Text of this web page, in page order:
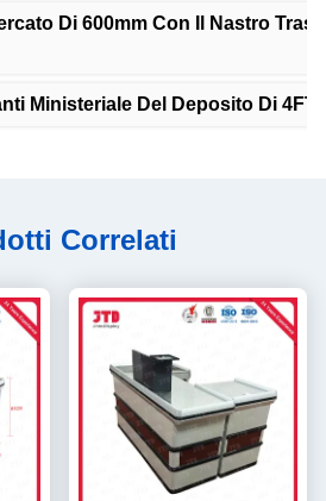
Di 600mm Con Il Nastro
Ministeriale Del Deposito Di 4FT
Correlati